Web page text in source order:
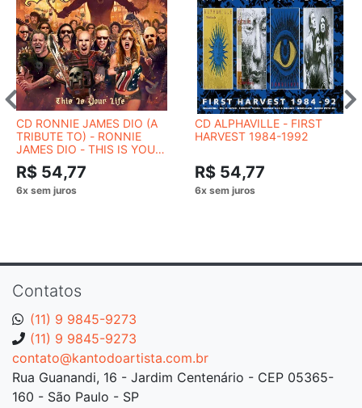
CD RONNIE JAMES DIO (A
TRIBUTE TO) - RONNIE
JAMES DIO - THIS IS YOUR
LIFE
R$ 54,77
CD ALPHAVILLE - FIRST
HARVEST 1984-1992
R$ 54,77
Contatos
(11) 9 9845-9273
(11) 9 9845-9273
contato@kantodoartista.com.br
Rua Guanandi, 16 - Jardim Centenário - CEP 05365-
160 - São Paulo - SP